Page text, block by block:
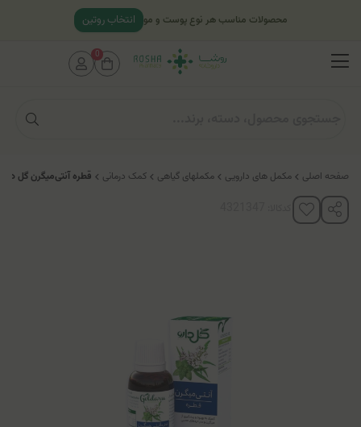
صفحه اصلی مکمل های دارویی مکملهای گیاهی کمک درمانی قطره آنتی‌میگرن گل دارو
محصولات مناسب هر نوع پوست و مو انتخاب روتین
0